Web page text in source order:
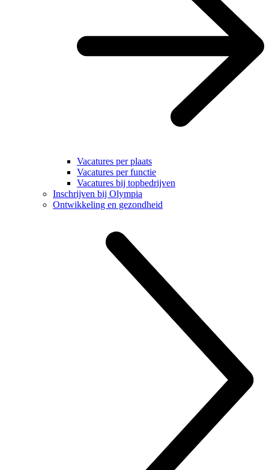
Vacatures per plaats
Vacatures per functie
Vacatures bij topbedrijven
Inschrijven bij Olympia
Ontwikkeling en gezondheid